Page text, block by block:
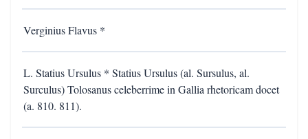
Verginius Flavus *
L. Statius Ursulus * Statius Ursulus (al. Sursulus, al.
Surculus) Tolosanus celeberrime in Gallia rhetoricam docet
(a. 810. 811).